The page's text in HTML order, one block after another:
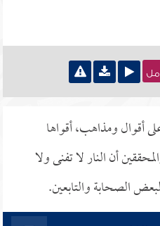
أقوال ومذاهب، أقواها
أن النار لا تفنى ولا
الصحابة والتابعين.